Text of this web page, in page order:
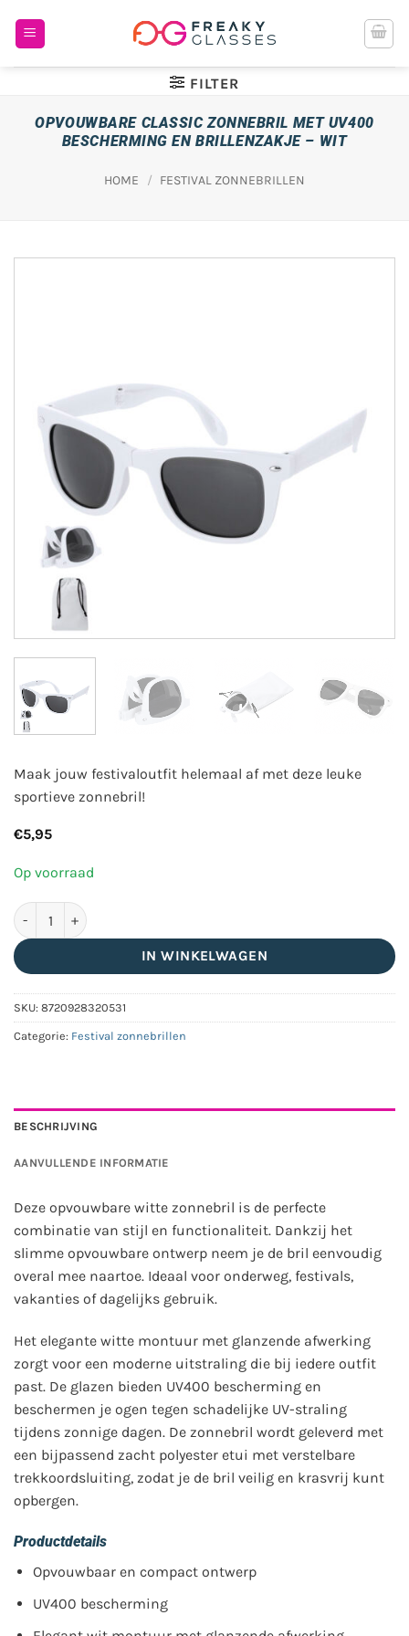
naar
FILTER
OPVOUWBARE CLASSIC ZONNEBRIL MET UV400
BESCHERMING EN BRILLENZAKJE – WIT
HOME / FESTIVAL ZONNEBRILLEN
Maak jouw festivaloutfit helemaal af met deze leuke
sportieve zonnebril!
€5,95
Op voorraad
Opvouwbare classic zonnebril met UV400 bescherming en
IN WINKELWAGEN
SKU: 8720928320531
Categorie: Festival zonnebrillen
BESCHRIJVING
AANVULLENDE INFORMATIE
Deze opvouwbare witte zonnebril is de perfecte
combinatie van stijl en functionaliteit. Dankzij het
slimme opvouwbare ontwerp neem je de bril eenvoudig
overal mee naartoe. Ideaal voor onderweg, festivals,
vakanties of dagelijks gebruik.
Het elegante witte montuur met glanzende afwerking
zorgt voor een moderne uitstraling die bij iedere outfit
past. De glazen bieden UV400 bescherming en
beschermen je ogen tegen schadelijke UV-straling
tijdens zonnige dagen. De zonnebril wordt geleverd met
een bijpassend zacht polyester etui met verstelbare
trekkoordsluiting, zodat je de bril veilig en krasvrij kunt
opbergen.
Productdetails
Opvouwbaar en compact ontwerp
UV400 bescherming